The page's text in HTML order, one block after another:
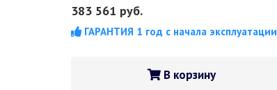
383 561 руб.
ГАРАНТИЯ 1 год с начала эксплуатации
В корзину